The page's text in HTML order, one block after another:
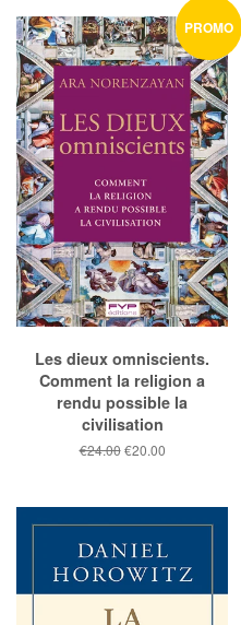
PROMO
Les dieux omniscients.
Comment la religion a
rendu possible la
civilisation
Prix
€24.00 Prix
€20.00